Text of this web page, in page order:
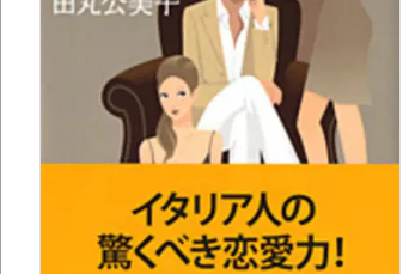
Amazon Kindleストア iBookstore
BookLive honto